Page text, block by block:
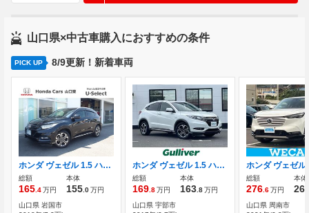
山口県×中古車購入におすすめの条件
PICK UP 8/9更新！新着車両
ホンダ ヴェゼル 1.5 ハイブリッド Z ホンダセンシング メモリーナビ・フルセグ・バックカメラ・ET
総額
165 .4万円
本体
155 .0万円
山口県 岩国市
ホンダ ヴェゼル 1.5 ハイブリッド X ホンダセンシング ブリリアント スタイルエディション 純正7インチSDナビ Bluetooth ETC
総額
169 .8万円
本体
163 .8万円
山口県 宇部市
総額
276 .6万円
本体
山口県 周南市